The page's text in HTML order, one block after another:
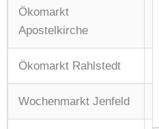
Ökomarkt
Apostelkirche
Ökomarkt Rahlstedt
Wochenmarkt Jenfeld